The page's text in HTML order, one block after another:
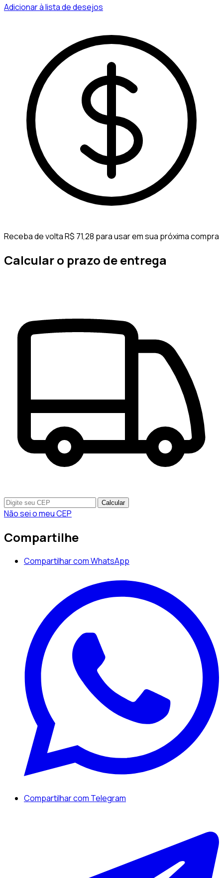
Adicionar à lista de desejos
Receba de volta R$ 71,28 para usar em sua próxima compra
Calcular o prazo de entrega
Calcular
Não sei o meu CEP
Compartilhe
Compartilhar com WhatsApp
Compartilhar com Telegram